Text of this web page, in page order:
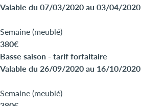
Valable du 07/03/2020 au 03/04/2020
Semaine (meublé)
380€
Basse saison - tarif forfaitaire
Valable du 26/09/2020 au 16/10/2020
Semaine (meublé)